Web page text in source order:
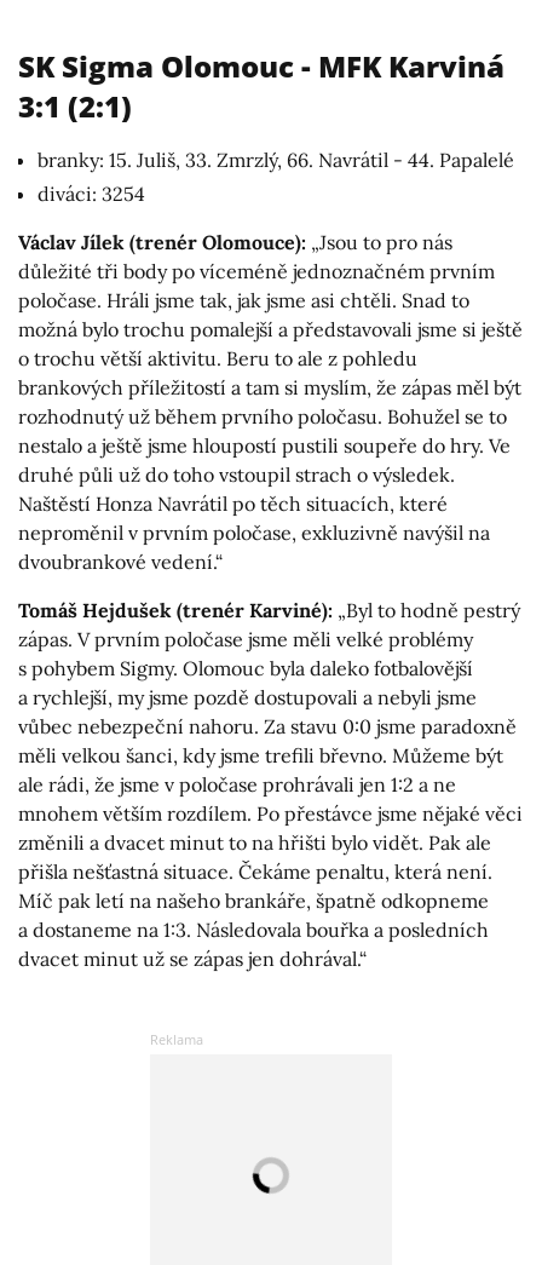
SK Sigma Olomouc - MFK Karviná
3:1 (2:1)
branky: 15. Juliš, 33. Zmrzlý, 66. Navrátil - 44. Papalelé
diváci: 3254
Václav Jílek (trenér Olomouce): „Jsou to pro nás
důležité tři body po víceméně jednoznačném prvním
poločase. Hráli jsme tak, jak jsme asi chtěli. Snad to
možná bylo trochu pomalejší a představovali jsme si ještě
o trochu větší aktivitu. Beru to ale z pohledu
brankových příležitostí a tam si myslím, že zápas měl být
rozhodnutý už během prvního poločasu. Bohužel se to
nestalo a ještě jsme hloupostí pustili soupeře do hry. Ve
druhé půli už do toho vstoupil strach o výsledek.
Naštěstí Honza Navrátil po těch situacích, které
neproměnil v prvním poločase, exkluzivně navýšil na
dvoubrankové vedení.“
Tomáš Hejdušek (trenér Karviné): „Byl to hodně pestrý
zápas. V prvním poločase jsme měli velké problémy
s pohybem Sigmy. Olomouc byla daleko fotbalovější
a rychlejší, my jsme pozdě dostupovali a nebyli jsme
vůbec nebezpeční nahoru. Za stavu 0:0 jsme paradoxně
měli velkou šanci, kdy jsme trefili břevno. Můžeme být
ale rádi, že jsme v poločase prohrávali jen 1:2 a ne
mnohem větším rozdílem. Po přestávce jsme nějaké věci
změnili a dvacet minut to na hřišti bylo vidět. Pak ale
přišla nešťastná situace. Čekáme penaltu, která není.
Míč pak letí na našeho brankáře, špatně odkopneme
a dostaneme na 1:3. Následovala bouřka a posledních
dvacet minut už se zápas jen dohrával.“